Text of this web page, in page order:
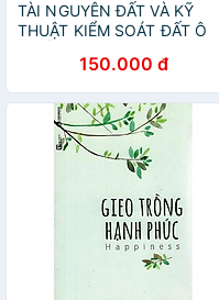
TÀI NGUYÊN ĐẤT VÀ KỸ
THUẬT KIỂM SOÁT ĐẤT Ô
NAM (SÁCH CHUYÊN KHẢO)
150.000 đ